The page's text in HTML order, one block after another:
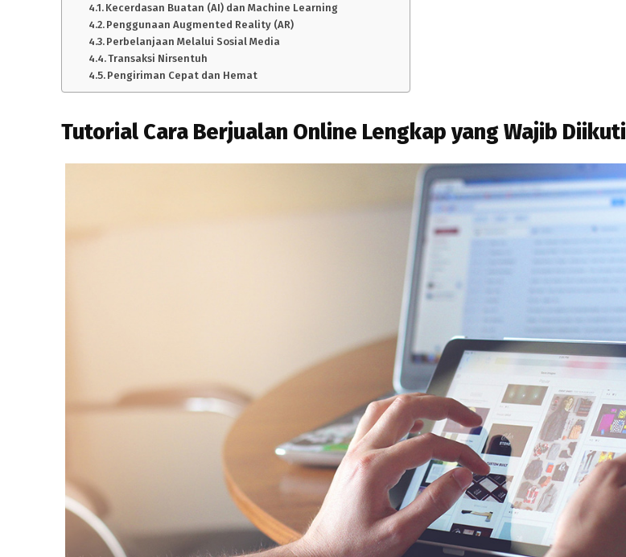
Kecerdasan Buatan (AI) dan Machine Learning
Penggunaan Augmented Reality (AR)
Perbelanjaan Melalui Sosial Media
Transaksi Nirsentuh
Pengiriman Cepat dan Hemat
Tutorial Cara Berjualan Online Lengkap yang Wajib Diikuti